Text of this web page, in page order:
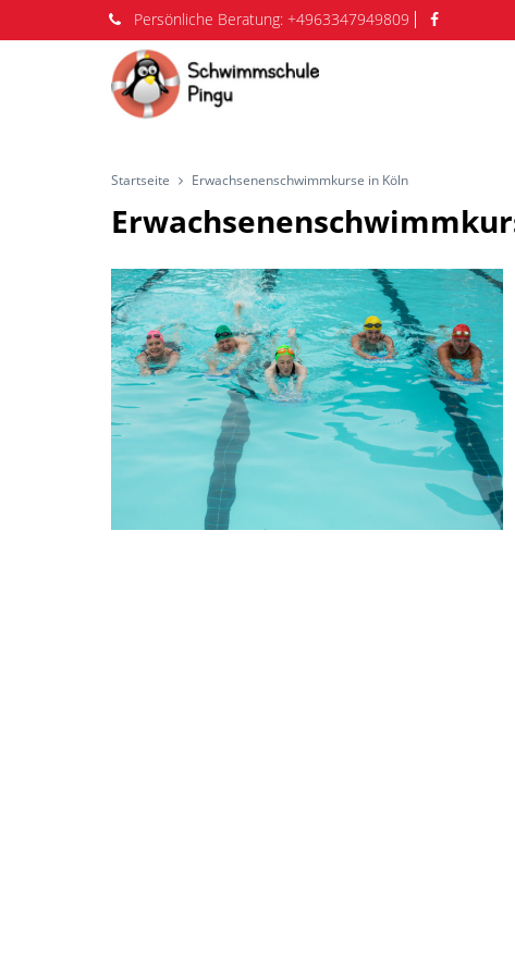
Persönliche Beratung: +4963347949809
Startseite Erwachsenenschwimmkurse in Köln